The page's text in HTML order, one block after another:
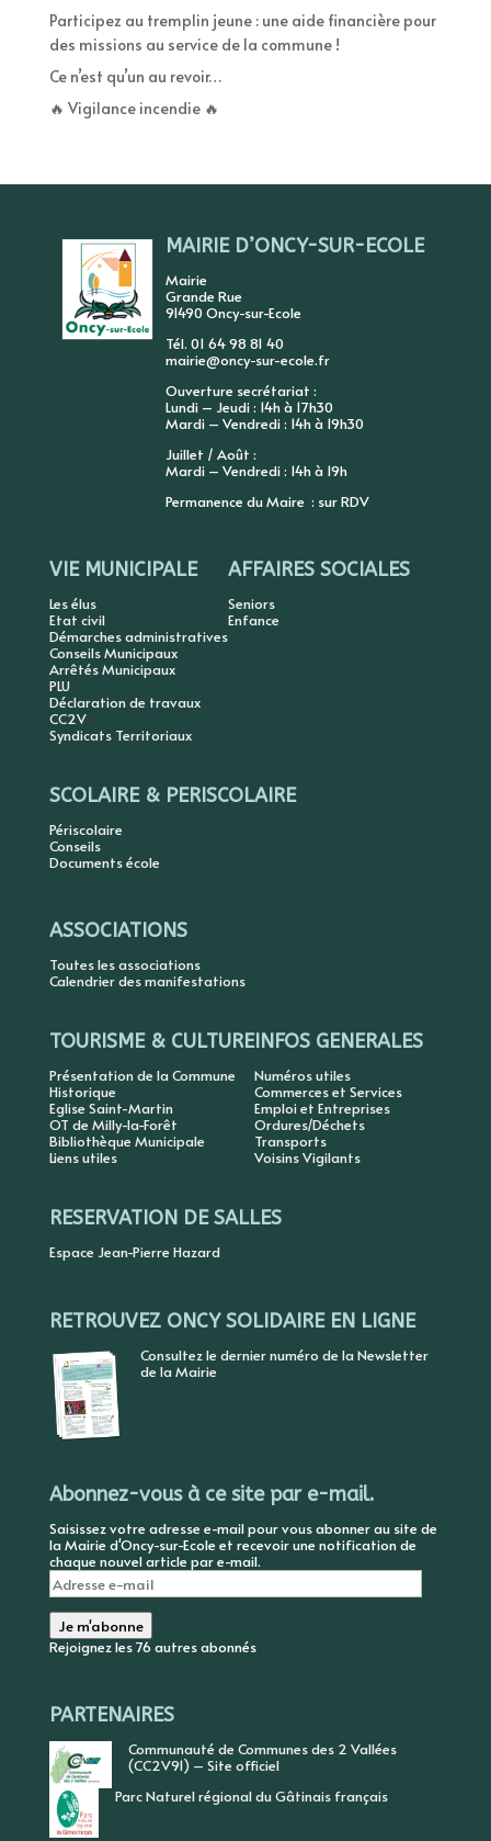
Participez au tremplin jeune : une aide financière pour
des missions au service de la commune !
Ce n’est qu’un au revoir…
🔥 Vigilance incendie 🔥
MAIRIE D’ONCY-SUR-ECOLE
Mairie
Grande Rue
91490 Oncy-sur-Ecole
Tél. 01 64 98 81 40
mairie@oncy-sur-ecole.fr
Ouverture secrétariat :
Lundi – Jeudi : 14h à 17h30
Mardi – Vendredi : 14h à 19h30
Juillet / Août :
Mardi – Vendredi : 14h à 19h
Permanence du Maire : sur RDV
VIE MUNICIPALE
Les élus
Etat civil
Démarches administratives
Conseils Municipaux
Arrêtés Municipaux
PLU
Déclaration de travaux
CC2V
Syndicats Territoriaux
AFFAIRES SOCIALES
Seniors
Enfance
SCOLAIRE & PERISCOLAIRE
Périscolaire
Conseils
Documents école
ASSOCIATIONS
Toutes les associations
Calendrier des manifestations
TOURISME & CULTURE
Présentation de la Commune
Historique
Eglise Saint-Martin
OT de Milly-la-Forêt
Bibliothèque Municipale
Liens utiles
INFOS GENERALES
Numéros utiles
Commerces et Services
Emploi et Entreprises
Ordures/Déchets
Transports
Voisins Vigilants
RESERVATION DE SALLES
Espace Jean-Pierre Hazard
RETROUVEZ ONCY SOLIDAIRE EN LIGNE
Consultez le dernier numéro de la Newsletter
de la Mairie
Abonnez-vous à ce site par e-mail.
Saisissez votre adresse e-mail pour vous abonner au site de
la Mairie d'Oncy-sur-Ecole et recevoir une notification de
chaque nouvel article par e-mail.
Adresse
e-
mail
Je m'abonne
Rejoignez les 76 autres abonnés
PARTENAIRES
Communauté de Communes des 2 Vallées
(CC2V91) – Site officiel
Parc Naturel régional du Gâtinais français